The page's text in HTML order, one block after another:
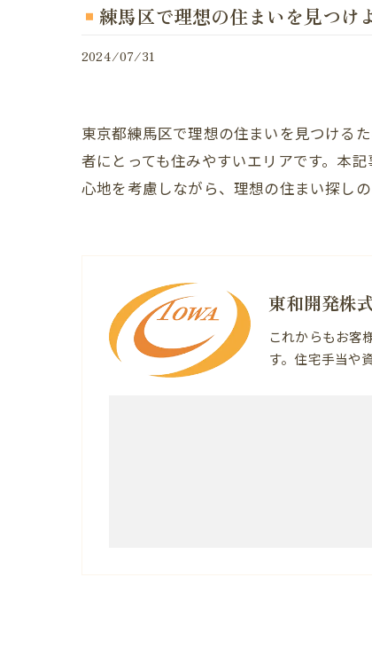
練馬区で理想の住まいを見つけ
2024/07/31
東京都練馬区で理想の住まいを見つける
者にとっても住みやすいエリアです。本
心地を考慮しながら、理想の住まい探しの
東和開発株
これからもお客
す。住宅手当や